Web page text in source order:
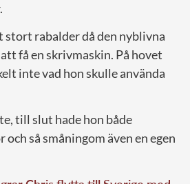
stort rabalder då den nyblivna
få en skrivmaskin. På hovet
inte vad hon skulle använda
till slut hade hon både
så småningom även en egen